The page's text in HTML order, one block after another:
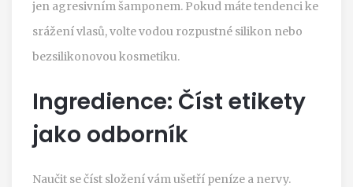
jen agresivním šamponem. Pokud máte tendenci ke
srážení vlasů, volte vodou rozpustné silikon nebo
bezsilikonovou kosmetiku.
Ingredience: Číst etikety
jako odborník
Naučit se číst složení vám ušetří peníze a nervy.